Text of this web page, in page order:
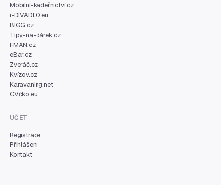
Mobilní-kadeřnictví.cz
i-DIVADLO.eu
BIGG.cz
Tipy-na-dárek.cz
FMAN.cz
eBar.cz
Zveráč.cz
Kvízov.cz
Karavaning.net
CVčko.eu
ÚČET
Registrace
Přihlášení
Kontakt